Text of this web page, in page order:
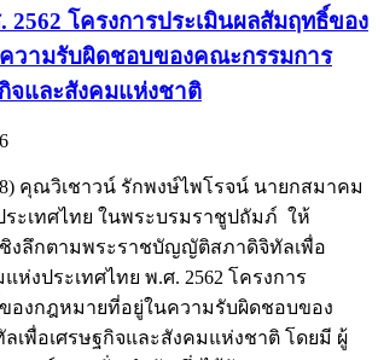
2562 โครงการประเมินผลสัมฤทธิ์ของ
วามรับผิดชอบของคณะกรรมการ
จและสังคมแห่งชาติ
คุณวิเชาวน์ รักพงษ์ไพโรจน์ นายกสมาคม
ะเทศไทย ในพระบรมราชูปถัมภ์ ให้
งลึกตามพระราชบัญญัติสภาดิจิทัลเพื่อ
ห่งประเทศไทย พ.ศ. 2562 โครงการ
องกฎหมายที่อยู่ในความรับผิดชอบของ
เพื่อเศรษฐกิจและสังคมแห่งชาติ โดยมี ผู้